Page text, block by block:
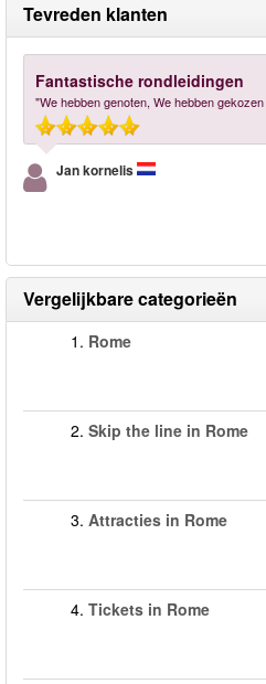
Tevreden klanten
Fantastische rondleidingen
"We hebben genoten, We hebben
Jan kornelis
Vergelijkbare categorieën
1. Rome
2. Skip the line in Rome
3. Attracties in Rome
4. Tickets in Rome